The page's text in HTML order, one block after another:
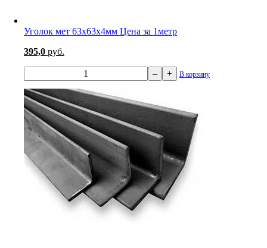
Уголок мет 63х63х4мм Цена за 1метр
395,0 руб.
– + В корзину